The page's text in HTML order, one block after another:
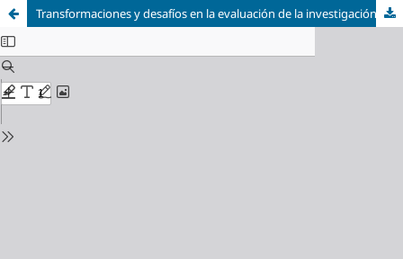
Transformaciones y desafíos en la evaluación de la investigación universitaria en España: una mirada crítica a la evolución de los Sexenios